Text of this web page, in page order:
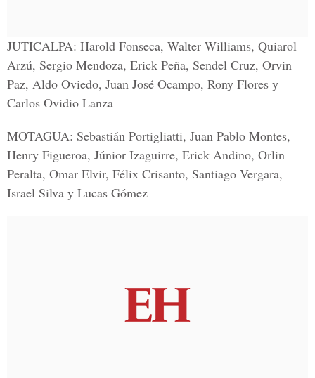
JUTICALPA: Harold Fonseca, Walter Williams, Quiarol
Arzú, Sergio Mendoza, Erick Peña, Sendel Cruz, Orvin
Paz, Aldo Oviedo, Juan José Ocampo, Rony Flores y
Carlos Ovidio Lanza
MOTAGUA: Sebastián Portigliatti, Juan Pablo Montes,
Henry Figueroa, Júnior Izaguirre, Erick Andino, Orlin
Peralta, Omar Elvir, Félix Crisanto, Santiago Vergara,
Israel Silva y Lucas Gómez